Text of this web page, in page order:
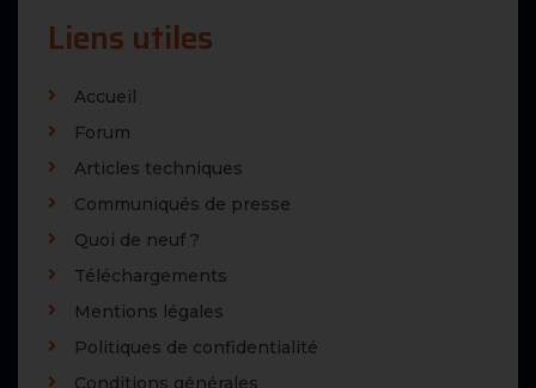
Liens utiles
Accueil
Forum
Articles techniques
Communiqués de presse
Quoi de neuf ?
Téléchargements
Mentions légales
Politiques de confidentialité
Conditions générales